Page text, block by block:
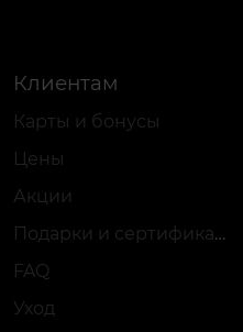
Клиентам
Карты и бонусы
Цены
Акции
Подарки и сертификаты
FAQ
Уход